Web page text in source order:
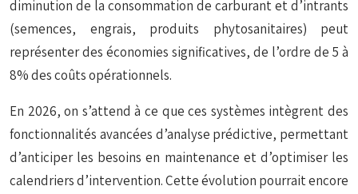
diminution de la consommation de carburant et d’intrants
(semences, engrais, produits phytosanitaires) peut
représenter des économies significatives, de l’ordre de 5 à
8% des coûts opérationnels.
En 2026, on s’attend à ce que ces systèmes intègrent des
fonctionnalités avancées d’analyse prédictive, permettant
d’anticiper les besoins en maintenance et d’optimiser les
calendriers d’intervention. Cette évolution pourrait encore